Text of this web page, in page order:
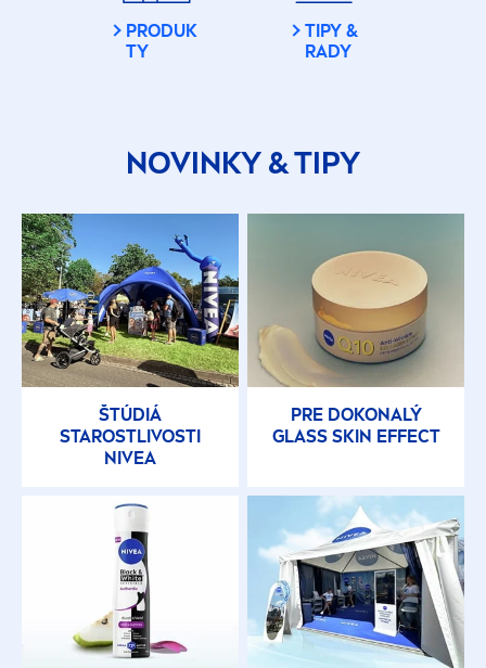
PRODUK
TY
TIPY &
RADY
NOVINKY & TIPY
ŠTÚDIÁ
STAROSTLIVOSTI
NIVEA
PRE DOKONALÝ
GLASS SKIN EFFECT